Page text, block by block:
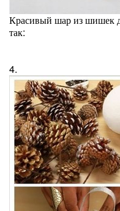
Красивый шар из шишек
так:
4.